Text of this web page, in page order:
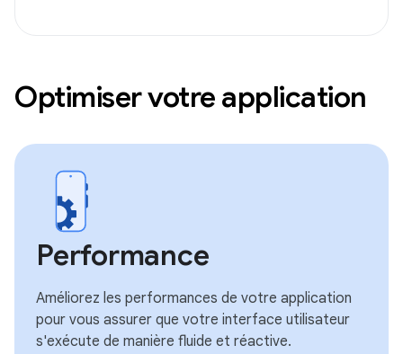
Optimiser votre application
Performance
Améliorez les performances de votre application
pour vous assurer que votre interface utilisateur
s'exécute de manière fluide et réactive.